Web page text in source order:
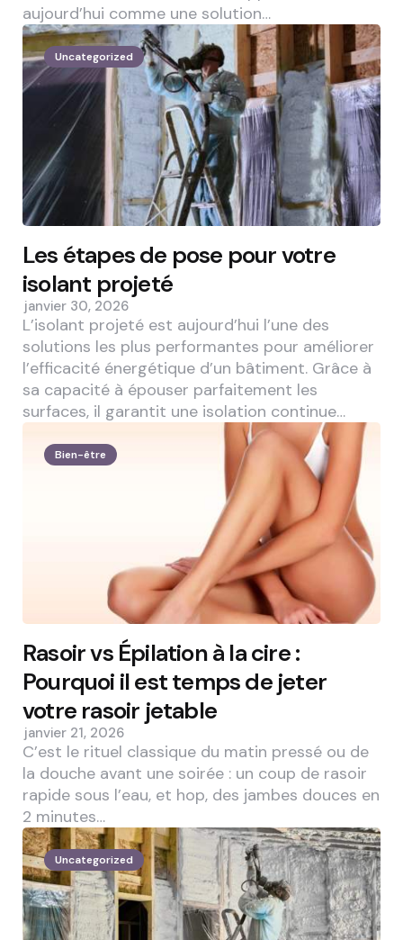
aujourd’hui comme une solution…
Uncategorized
Les étapes de pose pour votre
isolant projeté
janvier 30, 2026
L’isolant projeté est aujourd’hui l’une des
solutions les plus performantes pour améliorer
l’efficacité énergétique d’un bâtiment. Grâce à
sa capacité à épouser parfaitement les
surfaces, il garantit une isolation continue…
Bien-être
Rasoir vs Épilation à la cire :
Pourquoi il est temps de jeter
votre rasoir jetable
janvier 21, 2026
C’est le rituel classique du matin pressé ou de
la douche avant une soirée : un coup de rasoir
rapide sous l’eau, et hop, des jambes douces en
2 minutes…
Uncategorized